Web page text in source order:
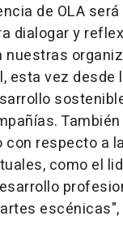
de OLA será
dialogar y
nuestras
esta vez desde
con respecto a
como el
escénicas",